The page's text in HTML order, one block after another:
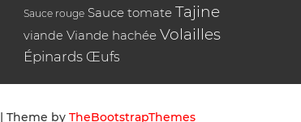
Sauce rouge Sauce tomate Tajine
viande Viande hachée Volailles
Épinards Œufs
| Theme by TheBootstrapThemes